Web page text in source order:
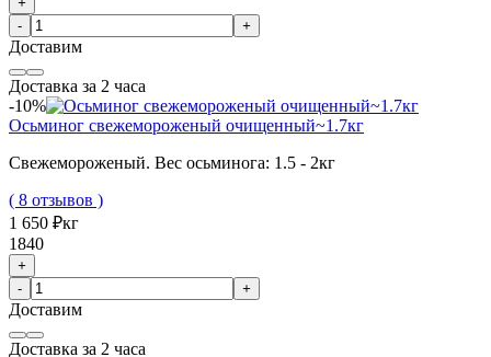
-
+
Доставим
Доставка за 2 часа
-10%
Осьминог свежемороженый очищенный~1.7кг
Свежемороженый. Вес осьминога: 1.5 - 2кг
( 8 отзывов )
1 650 ₽кг
1840
+
-
+
Доставим
Доставка за 2 часа